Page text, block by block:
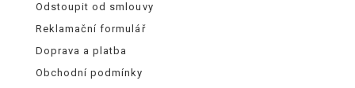
Odstoupit od smlouvy
Reklamační formulář
Doprava a platba
Obchodní podmínky